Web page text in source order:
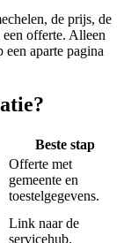
, de prijs, de
offerte. Alleen
aparte pagina
Beste stap
Offerte met
gemeente en
toestelgegevens.
Link naar de
servicehub.